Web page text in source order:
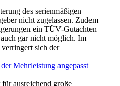
des serienmäßigen
nicht zugelassen. Zudem
ein TÜV-Gutachten
gar nicht möglich. Im
sich der
Mehrleistung angepasst
ausreichend große